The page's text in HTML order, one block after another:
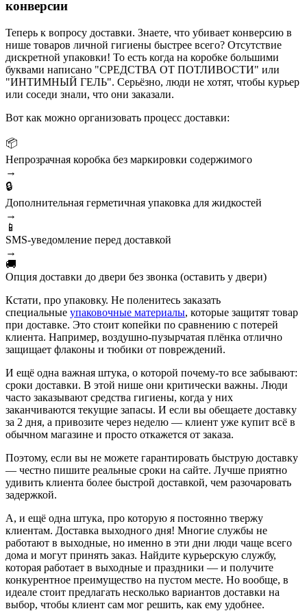
конверсии
Теперь к вопросу доставки. Знаете, что убивает конверсию в
нише товаров личной гигиены быстрее всего? Отсутствие
дискретной упаковки! То есть когда на коробке большими
буквами написано "СРЕДСТВА ОТ ПОТЛИВОСТИ" или
"ИНТИМНЫЙ ГЕЛЬ". Серьёзно, люди не хотят, чтобы курьер
или соседи знали, что они заказали.
Вот как можно организовать процесс доставки:
📦
Непрозрачная коробка без маркировки содержимого
→
🔒
Дополнительная герметичная упаковка для жидкостей
→
📱
SMS-уведомление перед доставкой
→
🚚
Опция доставки до двери без звонка (оставить у двери)
Кстати, про упаковку. Не поленитесь заказать
специальные упаковочные материалы, которые защитят товар
при доставке. Это стоит копейки по сравнению с потерей
клиента. Например, воздушно-пузырчатая плёнка отлично
защищает флаконы и тюбики от повреждений.
И ещё одна важная штука, о которой почему-то все забывают:
сроки доставки. В этой нише они критически важны. Люди
часто заказывают средства гигиены, когда у них
заканчиваются текущие запасы. И если вы обещаете доставку
за 2 дня, а привозите через неделю — клиент уже купит всё в
обычном магазине и просто откажется от заказа.
Поэтому, если вы не можете гарантировать быструю доставку
— честно пишите реальные сроки на сайте. Лучше приятно
удивить клиента более быстрой доставкой, чем разочаровать
задержкой.
А, и ещё одна штука, про которую я постоянно твержу
клиентам. Доставка выходного дня! Многие службы не
работают в выходные, но именно в эти дни люди чаще всего
дома и могут принять заказ. Найдите курьерскую службу,
которая работает в выходные и праздники — и получите
конкурентное преимущество на пустом месте. Но вообще, в
идеале стоит предлагать несколько вариантов доставки на
выбор, чтобы клиент сам мог решить, как ему удобнее.